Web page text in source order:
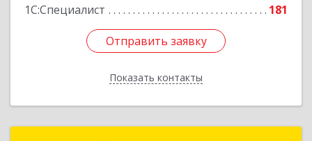
1С:Специалист
181
Отправить заявку
Показать контакты
Отправить заявку
Назад